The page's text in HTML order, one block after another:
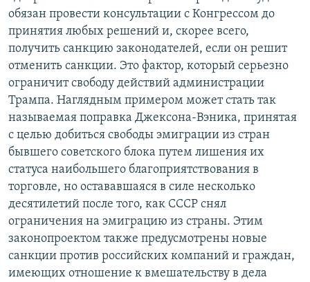
обязан провести консультации с Конгрессом до
принятия любых решений и, скорее всего,
получить санкцию законодателей, если он решит
отменить санкции. Это фактор, который серьезно
ограничит свободу действий администрации
Трампа. Наглядным примером может стать так
называемая поправка Джексона-Вэника, принятая
с целью добиться свободы эмиграции из стран
бывшего советского блока путем лишения их
статуса наибольшего благоприятствования в
торговле, но остававшаяся в силе несколько
десятилетий после того, как СССР снял
ограничения на эмиграцию из страны. Этим
законопроектом также предусмотрены новые
санкции против российских компаний и граждан,
имеющих отношение к вмешательству в дела